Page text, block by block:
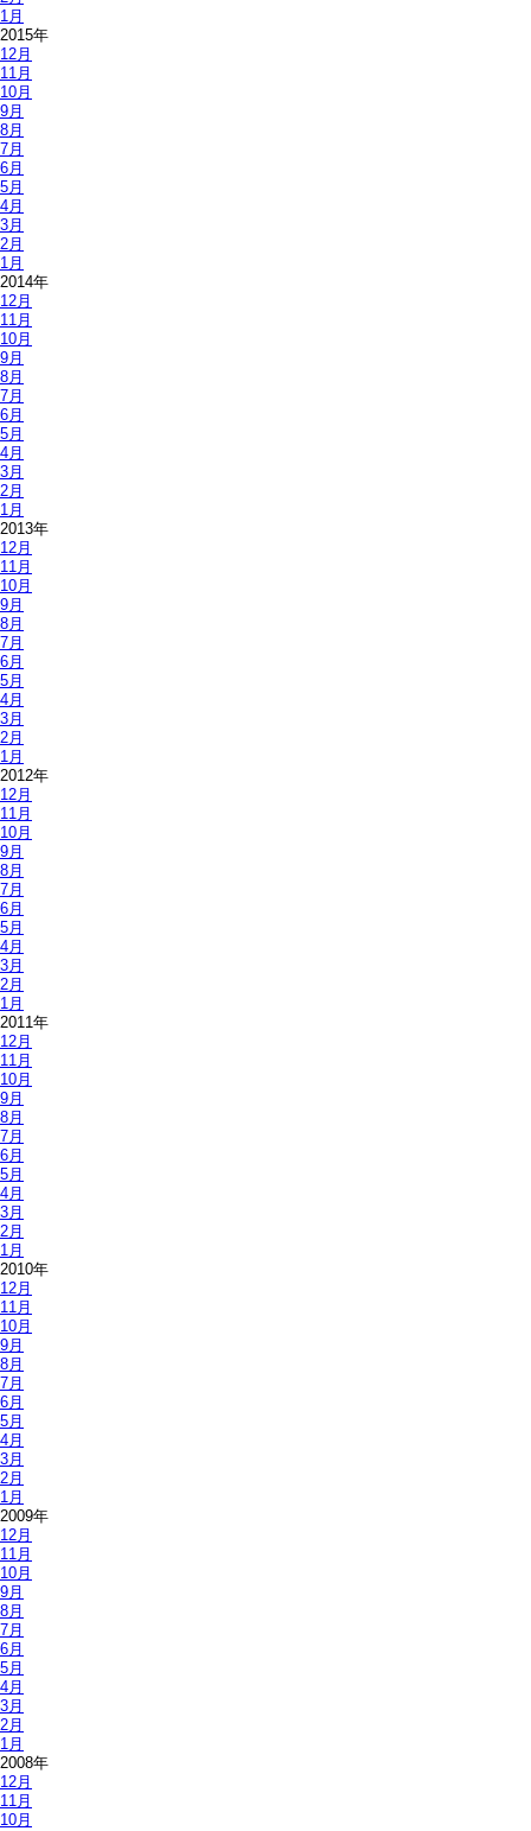
1月
2015年
12月
11月
10月
9月
8月
7月
6月
5月
4月
3月
2月
1月
2014年
12月
11月
10月
9月
8月
7月
6月
5月
4月
3月
2月
1月
2013年
12月
11月
10月
9月
8月
7月
6月
5月
4月
3月
2月
1月
2012年
12月
11月
10月
9月
8月
7月
6月
5月
4月
3月
2月
1月
2011年
12月
11月
10月
9月
8月
7月
6月
5月
4月
3月
2月
1月
2010年
12月
11月
10月
9月
8月
7月
6月
5月
4月
3月
2月
1月
2009年
12月
11月
10月
9月
8月
7月
6月
5月
4月
3月
2月
1月
2008年
12月
11月
10月